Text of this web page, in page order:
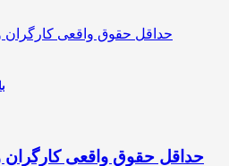
حداقل حقوق واقعی کارگران